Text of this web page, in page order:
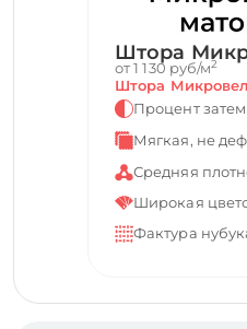
Штора
от 1 130 руб/м2
Штора
Процент
Мягкая, не
Средняя
Широкая
Фактура